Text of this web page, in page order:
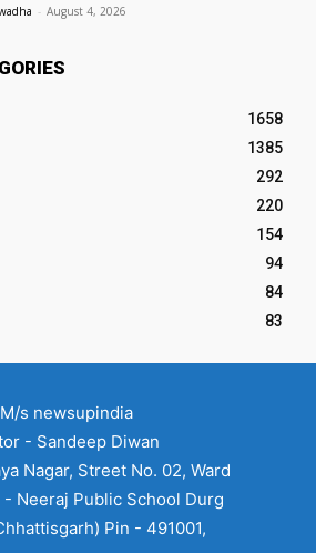
- August 4, 2026
1658
1385
292
220
154
94
84
83
s newsupindia
- Sandeep Diwan
Nagar, Street No. 02, Ward
- Neeraj Public School Durg
Pin - 491001,